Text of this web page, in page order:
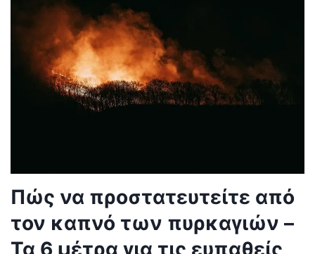
Πώς να προστατευτείτε από
τον καπνό των πυρκαγιών –
Τα 6 μέτρα για τις ευπαθείς